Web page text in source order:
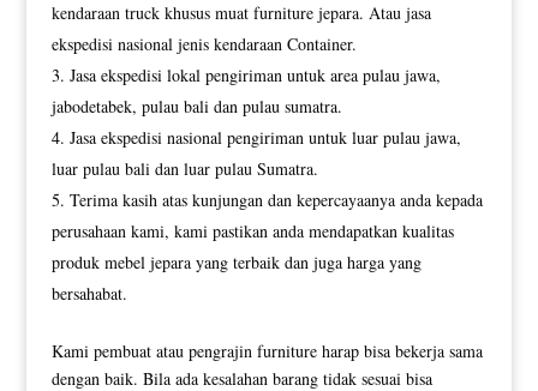
kendaraan truck khusus muat furniture jepara. Atau jasa
ekspedisi nasional jenis kendaraan Container.
Jasa ekspedisi lokal pengiriman untuk area pulau jawa,
jabodetabek, pulau bali dan pulau sumatra.
Jasa ekspedisi nasional pengiriman untuk luar pulau jawa,
luar pulau bali dan luar pulau Sumatra.
Terima kasih atas kunjungan dan kepercayaanya anda kepada
perusahaan kami, kami pastikan anda mendapatkan kualitas
produk mebel jepara yang terbaik dan juga harga yang
bersahabat.
Kami pembuat atau pengrajin furniture harap bisa bekerja sama
dengan baik. Bila ada kesalahan barang tidak sesuai bisa